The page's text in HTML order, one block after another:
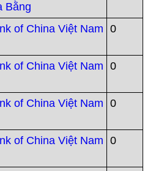
Bằng
of China Việt Nam
0
of China Việt Nam
0
of China Việt Nam
0
of China Việt Nam
0